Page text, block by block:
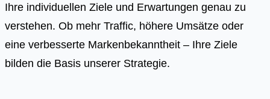
Ihre individuellen Ziele und Erwartungen genau zu
verstehen. Ob mehr Traffic, höhere Umsätze oder
eine verbesserte Markenbekanntheit – Ihre Ziele
bilden die Basis unserer Strategie.